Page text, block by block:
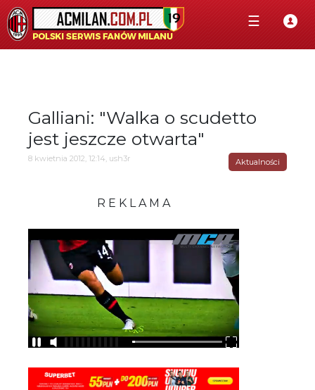
☰
Galliani: "Walka o scudetto
jest jeszcze otwarta"
8 kwietnia 2012, 12:14, ush3r Aktualności
R E K L A M A